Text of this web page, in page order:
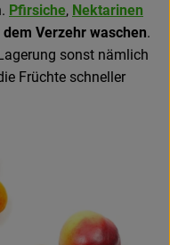
Pfirsiche, Nektarinen
Verzehr waschen.
sonst nämlich
Früchte schneller